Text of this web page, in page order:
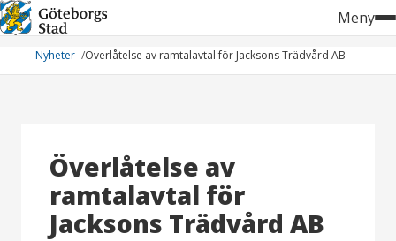
Hoppa
till
innehåll
Meny
Nyheter Överlåtelse av ramtalavtal för Jacksons Trädvård AB
Överlåtelse av
ramtalavtal för
Jacksons Trädvård AB